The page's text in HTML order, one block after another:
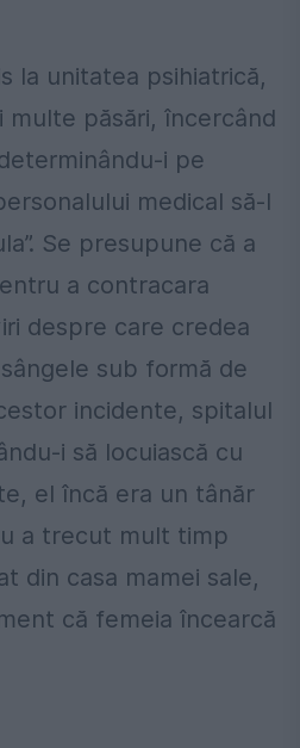
la unitatea psihiatrică,
multe păsări, încercând
i pe
medical să-l
Se presupune că a
a contracara
despre care credea
sub formă de
incidente, spitalul
i să locuiască cu
el încă era un tânăr
a trecut mult timp
din casa mamei sale,
că femeia încearcă